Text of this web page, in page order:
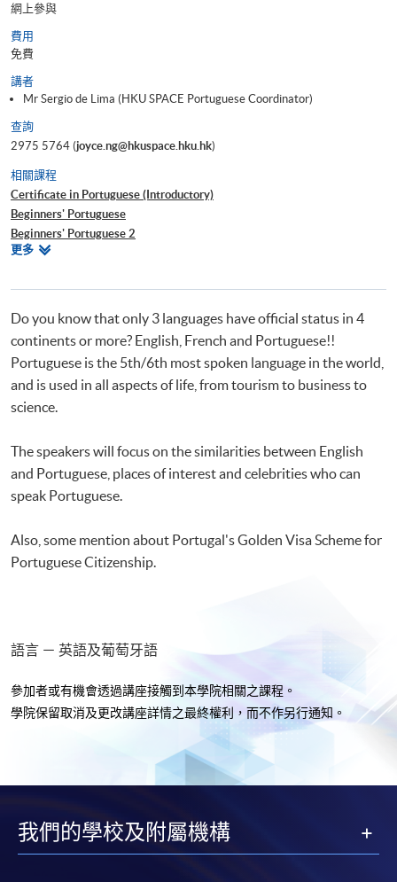
網上參與
費用
免費
講者
Mr Sergio de Lima (HKU SPACE Portuguese Coordinator)
查詢
2975 5764 (joyce.ng@hkuspace.hku.hk)
相關課程
Certificate in Portuguese (Introductory)
Beginners' Portuguese
Beginners' Portuguese 2
Beginners' Portuguese 3
更多相
Do you know that only 3 languages have official status in 4
continents or more? English, French and Portuguese!!
Portuguese is the 5th/6th most spoken language in the world,
and is used in all aspects of life, from tourism to business to
science.
The speakers will focus on the similarities between English
and Portuguese, places of interest and celebrities who can
speak Portuguese.
Also, some mention about Portugal's Golden Visa Scheme for
Portuguese Citizenship.
語言 － 英語及葡萄牙語
參加者或有機會透過講座接觸到本學院相關之課程。
學院保留取消及更改講座詳情之最終權利，而不作另行通知 。
我們的學校及附屬機構